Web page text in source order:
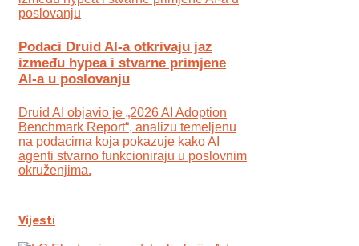
Podaci Druid AI-a otkrivaju jaz
između hypea i stvarne primjene
AI-a u poslovanju
Druid AI objavio je „2026 AI Adoption
Benchmark Report“, analizu temeljenu
na podacima koja pokazuje kako AI
agenti stvarno funkcioniraju u poslovnim
okruženjima.
Vijesti